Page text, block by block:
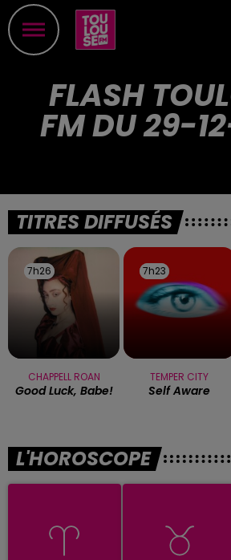
FLASH
FM DU 29-
TITRES DIFFUSÉS
7h26
7h26
CHAPPELL ROAN
Good Luck, Babe!
7h23
7h23
TEMPER CITY
Self Aware
L'HOROSCOPE